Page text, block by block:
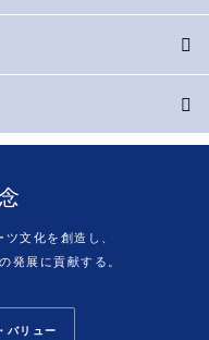
文化を創造し、
発展に貢献する。
バリュー